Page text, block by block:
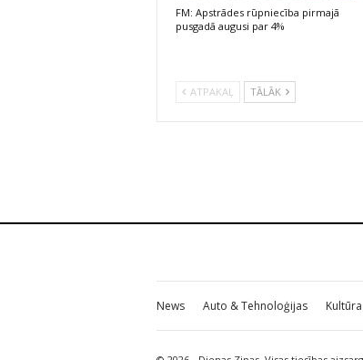
FM: Apstrādes rūpniecība pirmajā
pusgadā augusi par 4%
ATPAKAĻ TĀLĀK
News Auto & Tehnoloģijas Kultūra